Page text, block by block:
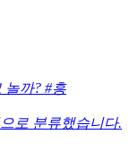
까? #흥
로 분류했습니다.